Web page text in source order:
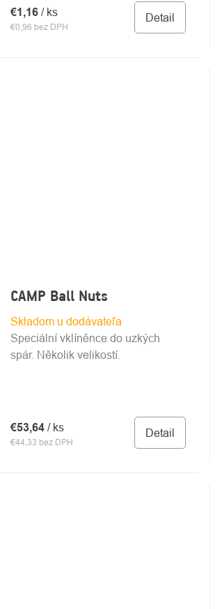
€0,96 bez DPH
€1,16/ ks Detail
CAMP Ball Nuts
Skladom u dodávateľa
€44,33 bez DPH
€53,64/ ks Detail
Speciální vklíněnce do uzkých
spár. Několik velikostí.